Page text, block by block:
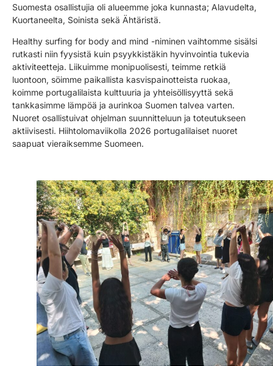
Suomesta osallistujia oli alueemme joka kunnasta; Alavudelta,
Kuortaneelta, Soinista sekä Ähtäristä.
Healthy surfing for body and mind -niminen vaihtomme sisälsi
rutkasti niin fyysistä kuin psyykkistäkin hyvinvointia tukevia
aktiviteetteja. Liikuimme monipuolisesti, teimme retkiä
luontoon, söimme paikallista kasvispainotteista ruokaa,
koimme portugalilaista kulttuuria ja yhteisöllisyyttä sekä
tankkasimme lämpöä ja aurinkoa Suomen talvea varten.
Nuoret osallistuivat ohjelman suunnitteluun ja toteutukseen
aktiivisesti. Hiihtolomaviikolla 2026 portugalilaiset nuoret
saapuat vieraiksemme Suomeen.